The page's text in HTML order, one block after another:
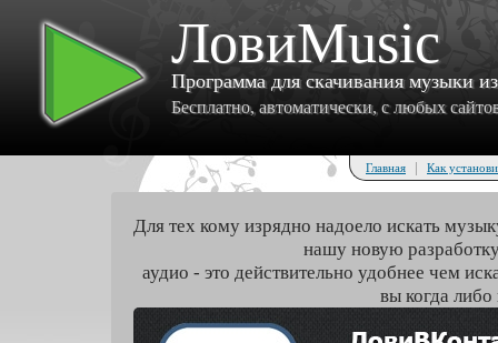
ЛовиMusic
Программа для скачивания музыки
Бесплатно, автоматически, с любых
Главная | Как
Для тех кому изрядно надоело искать
нашу новую
аудио - это действительно удобнее чем
вы когда либо